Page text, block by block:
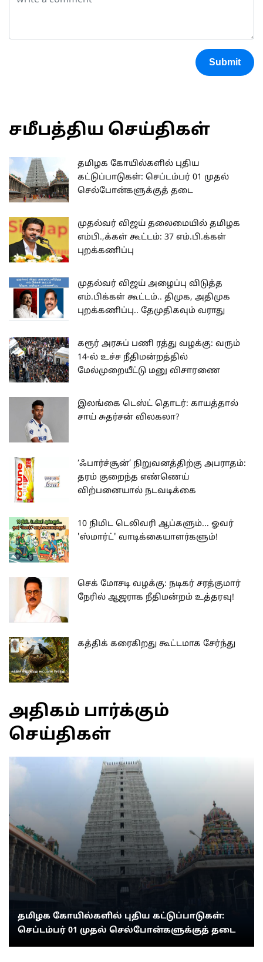
Submit
சமீபத்திய செய்திகள்
தமிழக கோயில்களில் புதிய
கட்டுப்பாடுகள்: செப்டம்பர் 01 முதல்
செல்போன்களுக்குத் தடை
முதல்வர் விஜய் தலைமையில் தமிழக
எம்பி.,க்கள் கூட்டம்: 37 எம்.பி.க்கள்
புறக்கணிப்பு
முதல்வர் விஜய் அழைப்பு விடுத்த
எம்.பிக்கள் கூட்டம்.. திமுக, அதிமுக
புறக்கணிப்பு.. தேமுதிகவும் வராது
கரூர் அரசுப் பணி ரத்து வழக்கு: வரும்
14-ல் உச்ச நீதிமன்றத்தில்
மேல்முறையீட்டு மனு விசாரணை
இலங்கை டெஸ்ட் தொடர்: காயத்தால்
சாய் சுதர்சன் விலகலா?
‘ஃபார்ச்சூன்’ நிறுவனத்திற்கு அபராதம்:
தரம் குறைந்த எண்ணெய்
விற்பனையால் நடவடிக்கை
10 நிமிட டெலிவரி ஆப்களும்... ஓவர்
'ஸ்மார்ட்' வாடிக்கையாளர்களும்!
செக் மோசடி வழக்கு: நடிகர் சரத்குமார்
நேரில் ஆஜராக நீதிமன்றம் உத்தரவு!
கத்திக் கரைகிறது கூட்டமாக சேர்ந்து
அதிகம் பார்க்கும்
செய்திகள்
தமிழக கோயில்களில் புதிய கட்டுப்பாடுகள்:
செப்டம்பர் 01 முதல் செல்போன்களுக்குத் தடை